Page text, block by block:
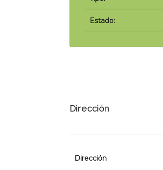
Estado:
Dirección
Dirección